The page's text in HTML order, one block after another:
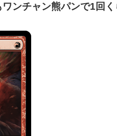
ンチャン熊パンで1回く